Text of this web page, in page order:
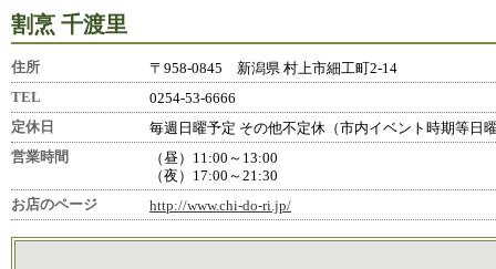
割烹 千渡里
住所
〒958-0845 新潟県 村上市細工町2-14
TEL
0254-53-6666
定休日
毎週日曜予定 その他不定休（市内イベント時期等日
営業時間
（昼）11:00～13:00
（夜）17:00～21:30
お店のページ
http://www.chi-do-ri.jp/